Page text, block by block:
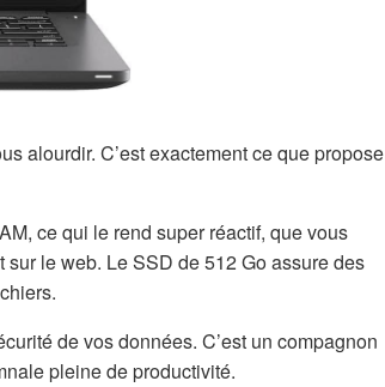
alourdir. C’est exactement ce que propose
ce qui le rend super réactif, que vous
le web. Le SSD de 512 Go assure des
de vos données. C’est un compagnon
pleine de productivité.